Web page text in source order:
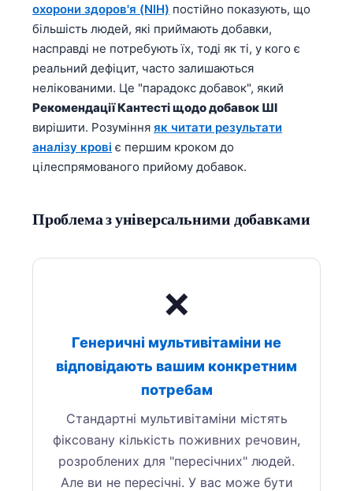
охорони здоров'я (NIH) постійно показують, що
більшість людей, які приймають добавки,
насправді не потребують їх, тоді як ті, у кого є
реальний дефіцит, часто залишаються
нелікованими. Це "парадокс добавок", який
Рекомендації Кантесті щодо добавок ШІ
вирішити. Розуміння як читати результати
аналізу крові є першим кроком до
цілеспрямованого прийому добавок.
Проблема з універсальними добавками
❌
Генеричні мультивітаміни не
відповідають вашим конкретним
потребам
Стандартні мультивітаміни містять
фіксовану кількість поживних речовин,
розроблених для "пересічних" людей.
Але ви не пересічні. У вас може бути